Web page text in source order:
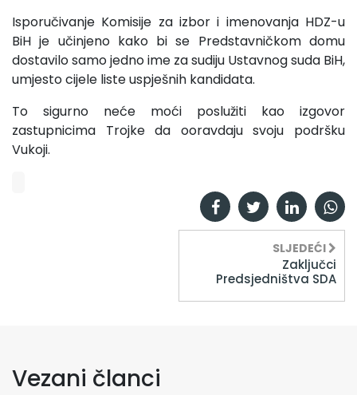
Isporučivanje Komisije za izbor i imenovanja HDZ-u
BiH je učinjeno kako bi se Predstavničkom domu
dostavilo samo jedno ime za sudiju Ustavnog suda BiH,
umjesto cijele liste uspješnih kandidata.
To sigurno neće moći poslužiti kao izgovor
zastupnicima Trojke da ooravdaju svoju podršku
Vukoji.
SLJEDEĆI
Zaključci
Predsjedništva SDA
Vezani članci